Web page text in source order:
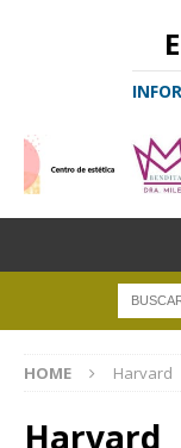
HOME Harvard
Harvard